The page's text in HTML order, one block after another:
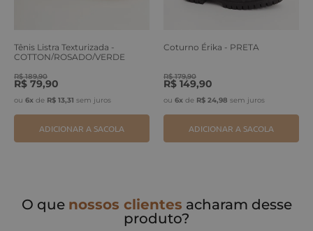
Tênis Listra Texturizada -
COTTON/ROSADO/VERDE
R$ 189,90
R$ 79,90
ou 6x de R$ 13,31 sem juros
ADICIONAR A SACOLA
Coturno Érika - PRETA
R$ 179,90
R$ 149,90
ou 6x de R$ 24,98 sem juros
ADICIONAR A SACOLA
O que nossos clientes acharam desse
produto?